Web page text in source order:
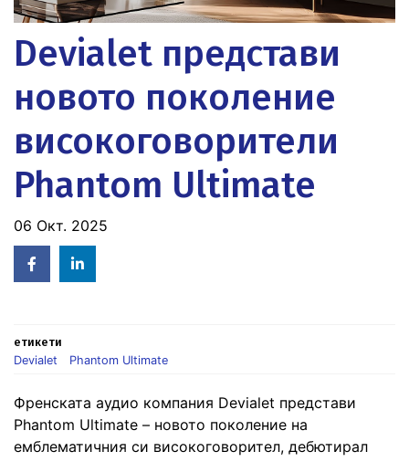
Devialet представи
новото поколение
високоговорители
Phantom Ultimate
06 Окт. 2025
Facebook
in
етикети
Devialet
Phantom Ultimate
Френската аудио компания Devialet представи
Phantom Ultimate – новото поколение на
емблематичния си високоговорител, дебютирал